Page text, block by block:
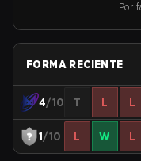
Por
FORMA RECIENTE
4/10 T L L
1/10 L W L